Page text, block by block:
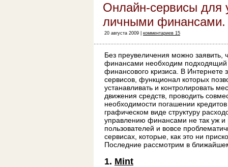
Онлайн-сервисы для
личными финансами.
20 августа 2009 | комментариев 15
Без преувеличения можно
финансами необходим подходящий
финансового кризиса. В Интернете
сервисов, функционал которых
устанавливать и контролировать
движения средств, проводить
необходимости погашении
графическом виде структуру
управлению финансами не так уж
пользователей и вовсе
сервисах, которые, как это ни
Последние рассмотрим в
1. Mint